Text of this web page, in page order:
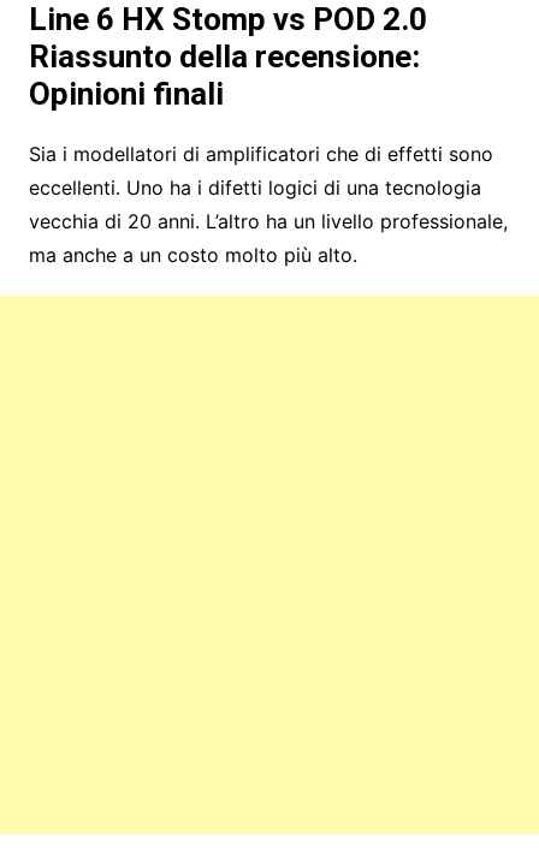
Line 6 HX Stomp vs POD 2.0
Riassunto della recensione:
Opinioni finali
Sia i modellatori di amplificatori che di effetti sono
eccellenti. Uno ha i difetti logici di una tecnologia
vecchia di 20 anni. L’altro ha un livello professionale,
ma anche a un costo molto più alto.